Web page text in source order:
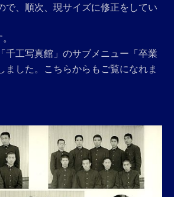
で、順次、現サイズに修正をしてい
千工写真館」のサブメニュー「卒業
ました。こちらからもご覧になれま